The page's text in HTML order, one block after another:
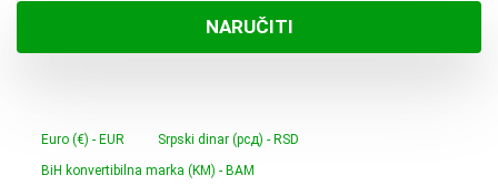
bila
je:
29,00 €.
NARUČITI
Euro (€) - EUR
Srpski dinar (рсд) - RSD
BiH konvertibilna marka (KM) - BAM